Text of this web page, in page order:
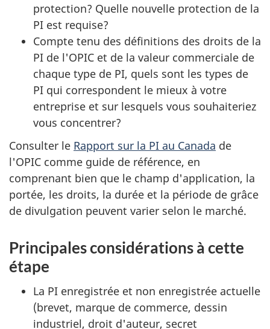
protection? Quelle nouvelle protection de la
PI est requise?
Compte tenu des définitions des droits de la
PI de l'OPIC et de la valeur commerciale de
chaque type de PI, quels sont les types de
PI qui correspondent le mieux à votre
entreprise et sur lesquels vous souhaiteriez
vous concentrer?
Consulter le Rapport sur la PI au Canada de
l'OPIC comme guide de référence, en
comprenant bien que le champ d'application, la
portée, les droits, la durée et la période de grâce
de divulgation peuvent varier selon le marché.
Principales considérations à cette
étape
La PI enregistrée et non enregistrée actuelle
(brevet, marque de commerce, dessin
industriel, droit d'auteur, secret